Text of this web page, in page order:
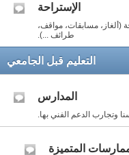
الإستراحة
(ألغاز، مسابقات، مواقف،
طرائف ...).
التعليم قبل الجامعي
المدارس
وتجارب الدعم الفني بها.
المتميزة